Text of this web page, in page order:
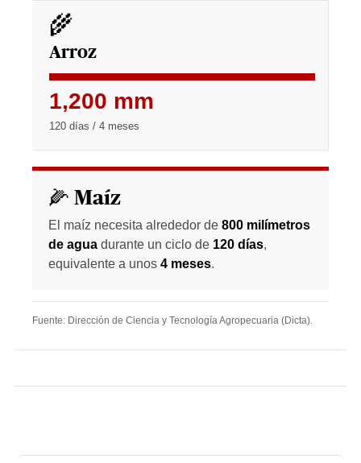
🌾
Arroz
1,200 mm
120 días / 4 meses
🌽 Maíz
El maíz necesita alrededor de 800 milímetros
de agua durante un ciclo de 120 días,
equivalente a unos 4 meses.
Fuente: Dirección de Ciencia y Tecnología Agropecuaria (Dicta).